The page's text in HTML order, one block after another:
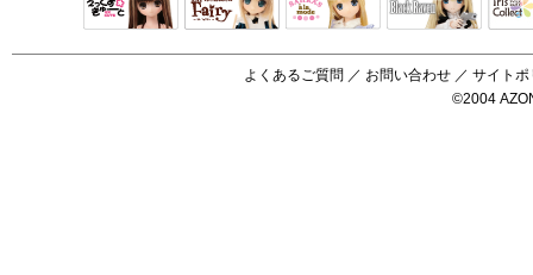
よくあるご質問 ／ お問い合わせ ／ サイトポ
©2004